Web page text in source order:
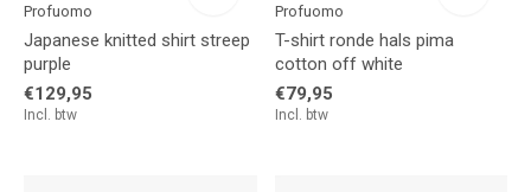
Profuomo
Japanese knitted shirt streep
purple
€129,95
Incl. btw
Profuomo
T-shirt ronde hals pima
cotton off white
€79,95
Incl. btw